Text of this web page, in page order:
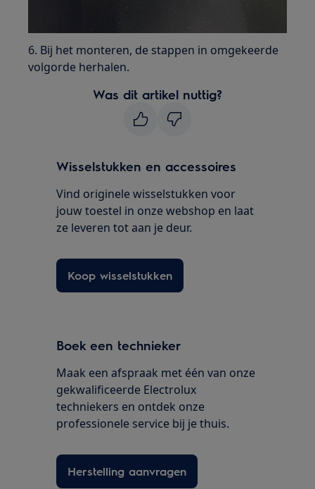
6. Bij het monteren, de stappen in omgekeerde
volgorde herhalen.
Was dit artikel nuttig?
Wisselstukken en accessoires
Vind originele wisselstukken voor
jouw toestel in onze webshop en laat
ze leveren tot aan je deur.
Koop wisselstukken
Boek een technieker
Maak een afspraak met één van onze
gekwalificeerde Electrolux
techniekers en ontdek onze
professionele service bij je thuis.
Herstelling aanvragen